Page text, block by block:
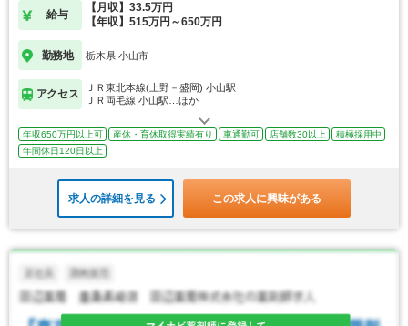
給与
【月収】33.5万円
【年収】515万円～650万円
勤務地 栃木県 小山市
アクセス
ＪＲ東北本線(上野－盛岡) 小山駅
ＪＲ両毛線 小山駅…ほか
年収650万円以上可 産休・育休取得実績有り 車通勤可 店舗数30以上
積極採用中
年間休日120日以上
求人の詳細を見る この求人に興味がある